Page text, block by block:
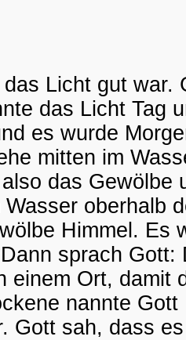
Licht gut war.
das Licht Tag
es wurde
mitten im
das Gewölbe
oberhalb
Himmel. Es
sprach
einem Ort, damit
nannte
Gott sah, dass